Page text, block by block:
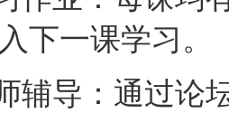
下一课学习。
辅导：通过论